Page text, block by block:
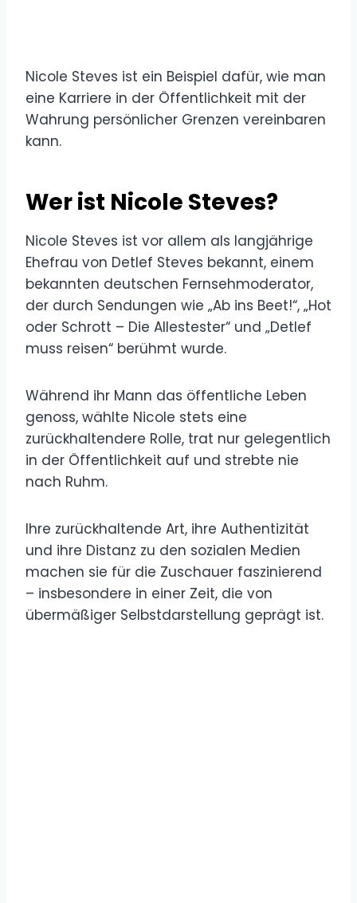
Nicole Steves ist ein Beispiel dafür, wie man
eine Karriere in der Öffentlichkeit mit der
Wahrung persönlicher Grenzen vereinbaren
kann.
Wer ist Nicole Steves?
Nicole Steves ist vor allem als langjährige
Ehefrau von Detlef Steves bekannt, einem
bekannten deutschen Fernsehmoderator,
der durch Sendungen wie „Ab ins Beet!“, „Hot
oder Schrott – Die Allestester“ und „Detlef
muss reisen“ berühmt wurde.
Während ihr Mann das öffentliche Leben
genoss, wählte Nicole stets eine
zurückhaltendere Rolle, trat nur gelegentlich
in der Öffentlichkeit auf und strebte nie
nach Ruhm.
Ihre zurückhaltende Art, ihre Authentizität
und ihre Distanz zu den sozialen Medien
machen sie für die Zuschauer faszinierend
– insbesondere in einer Zeit, die von
übermäßiger Selbstdarstellung geprägt ist.